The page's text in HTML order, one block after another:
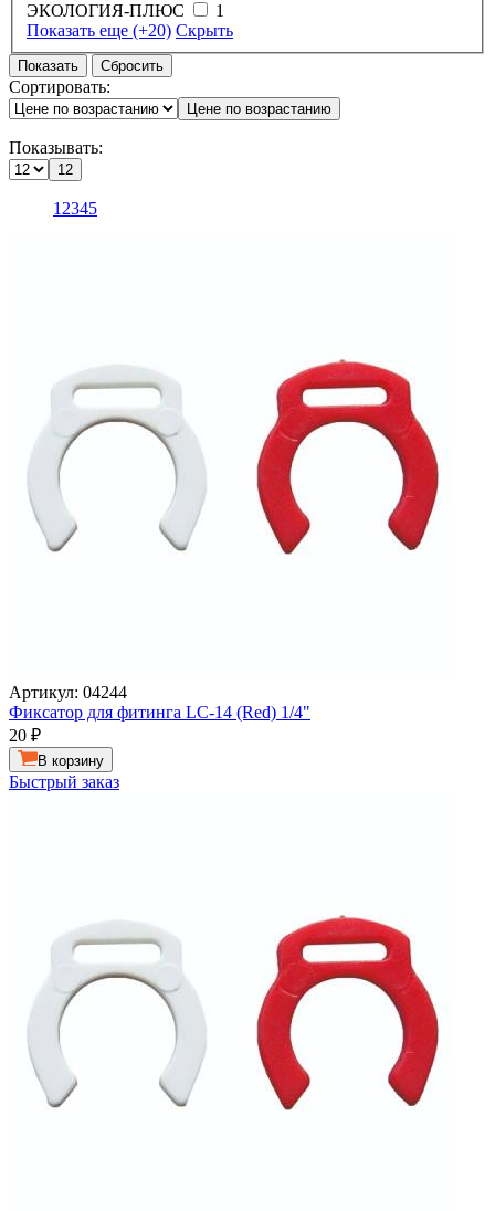
ЭКОЛОГИЯ-ПЛЮС
1
Показать еще (+20) Скрыть
Показать Cбросить
Сортировать:
Цене по возрастанию
Показывать:
12
12345
Артикул: 04244
Фиксатор для фитинга LC-14 (Red) 1/4"
20 ₽
В корзину
Быстрый заказ